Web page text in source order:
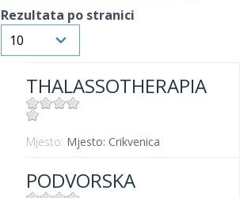
Rezultata po stranici
THALASSOTHERAPIA
Mjesto: Mjesto: Crikvenica
PODVORSKA